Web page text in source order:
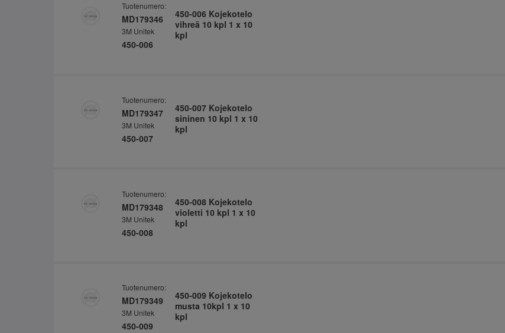
Tuotenumero:
MD179346
3M Unitek
450-006
450-006 Kojekotelo
vihreä 10 kpl 1 x 10
kpl
Tuotenumero:
MD179347
3M Unitek
450-007
450-007 Kojekotelo
sininen 10 kpl 1 x 10
kpl
Tuotenumero:
MD179348
3M Unitek
450-008
450-008 Kojekotelo
violetti 10 kpl 1 x 10
kpl
Tuotenumero:
MD179349
3M Unitek
450-009
450-009 Kojekotelo
musta 10kpl 1 x 10
kpl